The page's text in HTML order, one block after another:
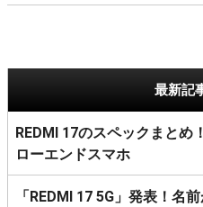
最新記
REDMI 17のスペックまとめ
ローエンドスマホ
「REDMI 17 5G」発表！名